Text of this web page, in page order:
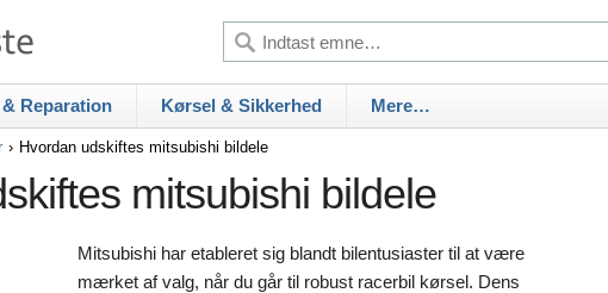
Reparation Kørsel & Sikkerhed Mere…
Hvordan udskiftes mitsubishi bildele
mitsubishi bildele
Mitsubishi har etableret sig blandt bilentusiaster til at være
mærket af valg, når du går til robust racerbil kørsel. Dens